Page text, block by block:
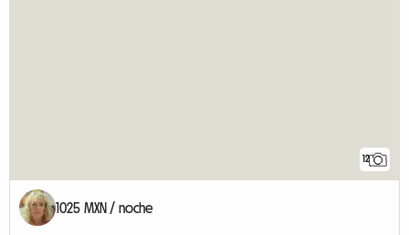
12
1025 MXN / noche